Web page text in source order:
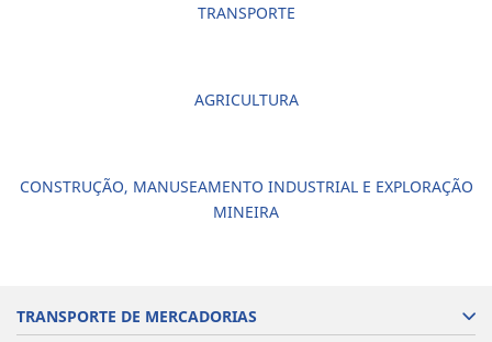
TRANSPORTE
AGRICULTURA
CONSTRUÇÃO, MANUSEAMENTO INDUSTRIAL E EXPLORAÇÃO
MINEIRA
TRANSPORTE DE MERCADORIAS